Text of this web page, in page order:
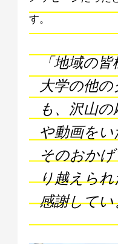
す。
「地域の
大学の他
も、沢山
や動画をい
そのおか
り越えら
感謝してい